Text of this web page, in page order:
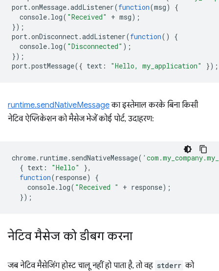
port.onMessage.addListener(function(msg)
{
console. log( "Received" + msg);
});
port.onDisconnect.addListener(function()
{
console. log( "Disconnected" );
});
port.postMessage({ text : "Hello, my_application" });
runtime.sendNativeMessageका इस्तेमाल करके बिना किसी
नेटिव ऐप्लिकेशन को मैसेज भेजें कोई पोर्ट, उदाहरण:
chrome. runtime. sendNativeMessage(
{ text : "Hello"
},
function(response)
{
console. log( "Received " + response);
});
नेटिव मैसेज को डीबग करना
जब नेटिव मैसेजिंग होस्ट चालू नहीं हो पाता है, तो वह stderr को